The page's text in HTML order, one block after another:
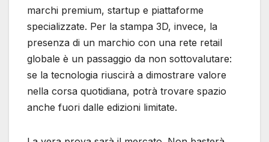
marchi premium, startup e piattaforme
specializzate. Per la stampa 3D, invece, la
presenza di un marchio con una rete retail
globale è un passaggio da non sottovalutare:
se la tecnologia riuscirà a dimostrare valore
nella corsa quotidiana, potrà trovare spazio
anche fuori dalle edizioni limitate.